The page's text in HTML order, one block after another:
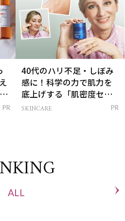
PR
40代のハリ不足・しぼみ
感に！科学の力で肌力を
底上げする「肌密度セラ
ム」
SKINCARE PR
ALL